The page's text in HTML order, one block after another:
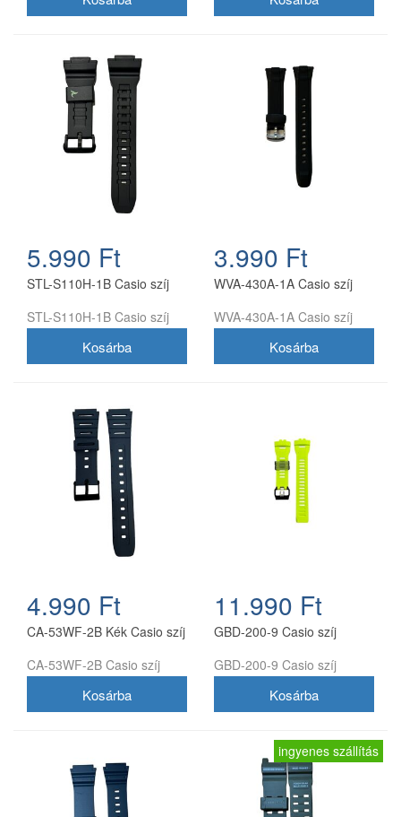
5.990 Ft
STL-S110H-1B Casio szíj
STL-S110H-1B Casio szíj
3.990 Ft
WVA-430A-1A Casio szíj
WVA-430A-1A Casio szíj
4.990 Ft
CA-53WF-2B Kék Casio szíj
CA-53WF-2B Casio szíj
11.990 Ft
GBD-200-9 Casio szíj
GBD-200-9 Casio szíj
ingyenes szállítás